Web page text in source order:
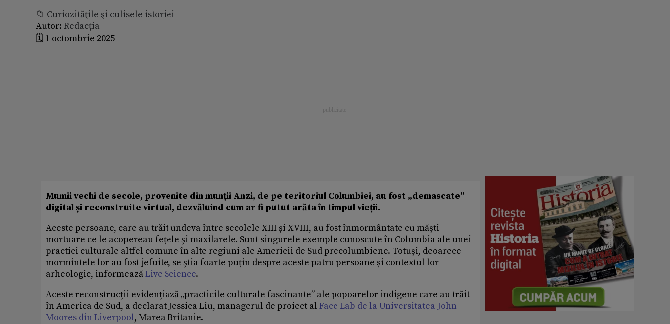
📁 Curiozităţile şi culisele istoriei
Autor: Redacția
🗓️ 1 octombrie 2025
Mumii vechi de secole, provenite din munții Anzi, de pe teritoriul Columbiei, au fost „demascate”
digital și reconstruite virtual, dezvăluind cum ar fi putut arăta în timpul vieții.
Aceste persoane, care au trăit undeva între secolele XIII și XVIII, au fost înmormântate cu măști
mortuare ce le acopereau fețele și maxilarele. Sunt singurele exemple cunoscute în Columbia ale unei
practici culturale altfel comune în alte regiuni ale Americii de Sud precolumbiene. Totuși, deoarece
mormintele lor au fost jefuite, se știa foarte puțin despre aceste patru persoane și contextul lor
arheologic, informeazăLive Science.
Aceste reconstrucții evidențiază „practicile culturale fascinante” ale popoarelor indigene care au trăit
în America de Sud, a declarat Jessica Liu, managerul de proiect al Face Lab de la Universitatea John
Moores din Liverpool, Marea Britanie.